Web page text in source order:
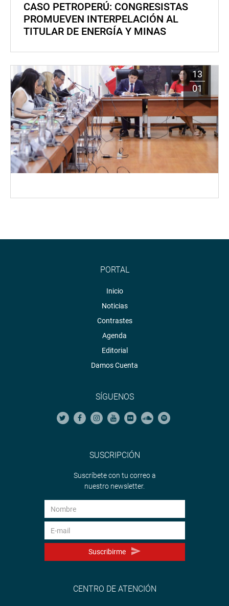
CASO PETROPERÚ: CONGRESISTAS
PROMUEVEN INTERPELACIÓN AL
TITULAR DE ENERGÍA Y MINAS
13
01
PORTAL
Inicio
Noticias
Contrastes
Agenda
Editorial
Damos Cuenta
SÍGUENOS
SUSCRIPCIÓN
Suscríbete con tu correo a
nuestro newsletter.
Suscribirme
CENTRO DE ATENCIÓN